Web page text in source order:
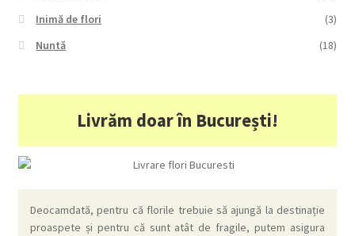
Inimă de flori
(3)
Nuntă
(18)
Livrăm doar în București!
Deocamdată, pentru că florile trebuie să ajungă la destinație
proaspete și pentru că sunt atât de fragile, putem asigura